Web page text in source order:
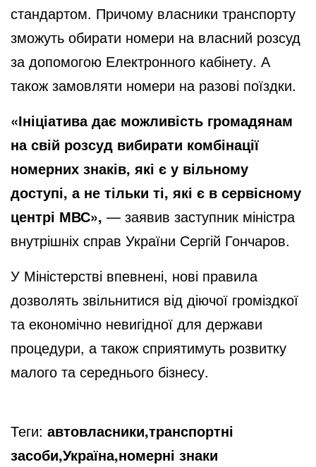
стандартом. Причому власники транспорту
зможуть обирати номери на власний розсуд
за допомогою Електронного кабінету. А
також замовляти номери на разові поїздки.
«Ініціатива дає можливість громадянам
на свій розсуд вибирати комбінації
номерних знаків, які є у вільному
доступі, а не тільки ті, які є в сервісному
центрі МВС», — заявив заступник міністра
внутрішніх справ України Сергій Гончаров.
У Міністерстві впевнені, нові правила
дозволять звільнитися від діючої громіздкої
та економічно невигідної для держави
процедури, а також сприятимуть розвитку
малого та середнього бізнесу.
Теги: автовласники,транспортні
засоби,Україна,номерні знаки